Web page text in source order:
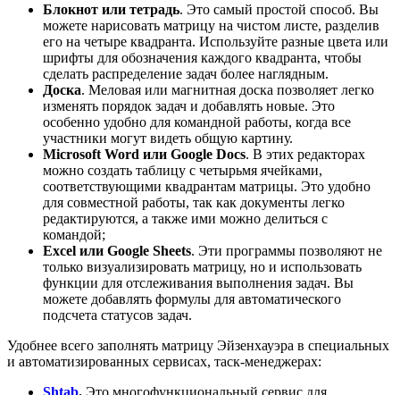
Блокнот или тетрадь. Это самый простой способ. Вы
можете нарисовать матрицу на чистом листе, разделив
его на четыре квадранта. Используйте разные цвета или
шрифты для обозначения каждого квадранта, чтобы
сделать распределение задач более наглядным.
Доска. Меловая или магнитная доска позволяет легко
изменять порядок задач и добавлять новые. Это
особенно удобно для командной работы, когда все
участники могут видеть общую картину.
Microsoft Word или Google Docs. В этих редакторах
можно создать таблицу с четырьмя ячейками,
соответствующими квадрантам матрицы. Это удобно
для совместной работы, так как документы легко
редактируются, а также ими можно делиться с
командой;
Excel или Google Sheets. Эти программы позволяют не
только визуализировать матрицу, но и использовать
функции для отслеживания выполнения задач. Вы
можете добавлять формулы для автоматического
подсчета статусов задач.
Удобнее всего заполнять матрицу Эйзенхауэра в специальных
и автоматизированных сервисах, таск-менеджерах:
Shtab. Это многофункциональный сервис для